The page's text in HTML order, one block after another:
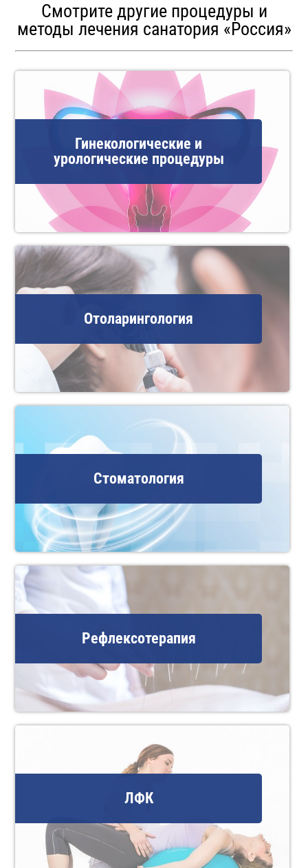
Смотрите другие процедуры и
методы лечения санатория «Россия»
Гинекологические и
урологические процедуры
Отоларингология
Стоматология
Рефлексотерапия
ЛФК